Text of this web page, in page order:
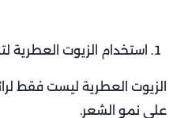
استخدام الزيوت العطرية
الزيوت العطرية ليست فقط
على نمو الشعر.